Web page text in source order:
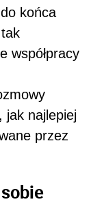
końca
współpracy
jak najlepiej
przez